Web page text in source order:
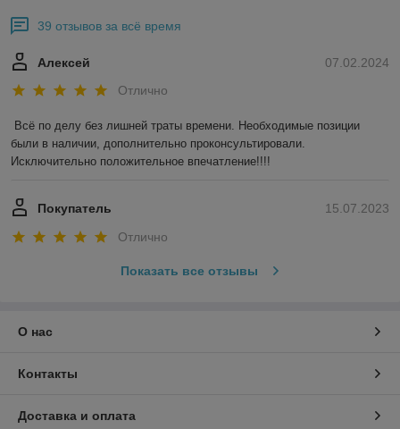
39 отзывов за всё время
07.02.2024
Алексей
Отлично
Всё по делу без лишней траты времени. Необходимые позиции
были в наличии, дополнительно проконсультировали.
Исключительно положительное впечатление!!!!
15.07.2023
Покупатель
Отлично
Показать все отзывы
О нас
Контакты
Доставка и оплата